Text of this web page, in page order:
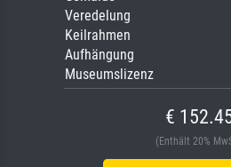
Veredelung
Keilrahmen
Aufhängung
Museumslizenz
€
(Enthält 20%